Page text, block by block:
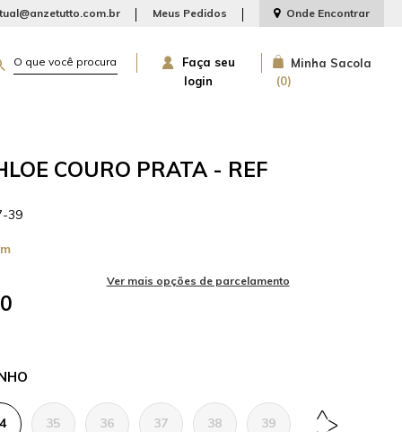
Meus Pedidos Onde Encontrar
Faça seu
login
Minha Sacola
0
COURO PRATA - REF
39
35 36 37 38 39 40